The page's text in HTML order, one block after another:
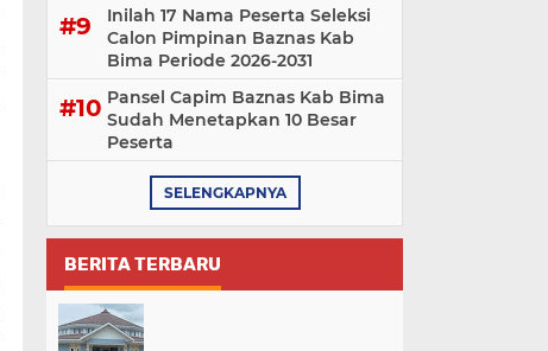
Inilah 17 Nama Peserta Seleksi
Calon Pimpinan Baznas Kab
Bima Periode 2026-2031
Pansel Capim Baznas Kab Bima
Sudah Menetapkan 10 Besar
Peserta
SELENGKAPNYA
BERITA TERBARU